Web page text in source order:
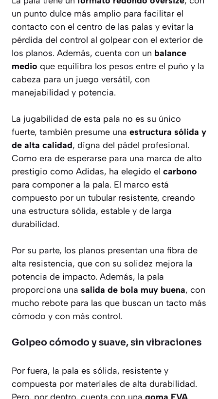
un punto dulce más amplio para facilitar el
contacto con el centro de las palas y evitar la
pérdida del control al golpear con el exterior de
los planos. Además, cuenta con un balance
medio que equilibra los pesos entre el puño y la
cabeza para un juego versátil, con
manejabilidad y potencia.
La jugabilidad de esta pala no es su único
fuerte, también presume una estructura sólida y
de alta calidad, digna del pádel profesional.
Como era de esperarse para una marca de alto
prestigio como Adidas, ha elegido el carbono
para componer a la pala. El marco está
compuesto por un tubular resistente, creando
una estructura sólida, estable y de larga
durabilidad.
Por su parte, los planos presentan una fibra de
alta resistencia, que con su solidez mejora la
potencia de impacto. Además, la pala
proporciona una salida de bola muy buena, con
mucho rebote para las que buscan un tacto más
cómodo y con más control.
Golpeo cómodo y suave, sin vibraciones
Por fuera, la pala es sólida, resistente y
compuesta por materiales de alta durabilidad.